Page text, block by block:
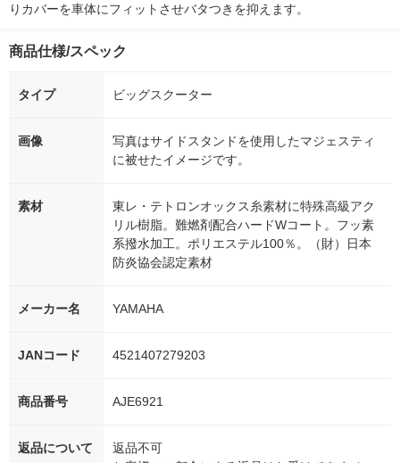
りカバーを車体にフィットさせバタつきを抑えます。
商品仕様/スペック
タイプ ビッグスクーター
画像
写真はサイドスタンドを使用したマジェスティ
に被せたイメージです。
素材
東レ・テトロンオックス糸素材に特殊高級アク
リル樹脂。難燃剤配合ハードWコート。フッ素
系撥水加工。ポリエステル100％。（財）日本
防炎協会認定素材
メーカー名 YAMAHA
JANコード 4521407279203
商品番号 AJE6921
返品について
返品不可